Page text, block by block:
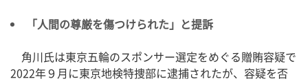
「人間の尊厳を傷つけられた」と提訴
角川氏は東京五輪のスポンサー選定をめぐる贈賄容疑で
2022年９月に東京地検特捜部に逮捕されたが、容疑を否